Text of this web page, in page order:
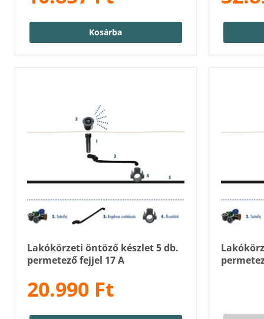
Kosárba
Lakókörzeti öntöző készlet 5 db.
permetező fejjel 17 A
20.990 Ft